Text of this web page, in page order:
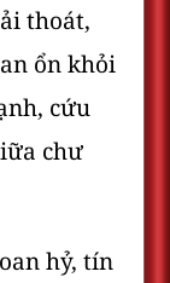
thoát,
ổn khỏi
cứu
chư
hỷ, tín